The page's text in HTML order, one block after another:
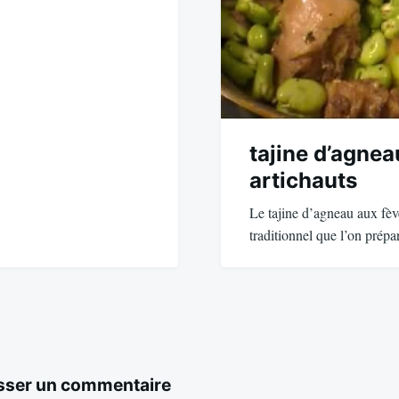
tajine
artichauts
Le tajine d’agneau aux
traditionnel que l’on
un commentaire